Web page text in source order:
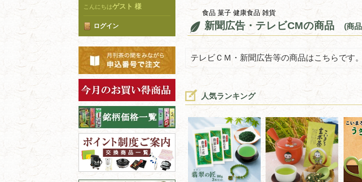
こんにちはゲスト 様
ログイン
食品 菓子 健康食品 雑貨
新聞広告・テレビCMの商品 (商品
テレビＣＭ・新聞広告等の商品はこちらです。
人気ランキング